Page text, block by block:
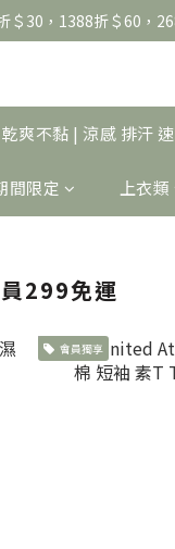
＄30，1388折＄60，
＄30，1388折＄60，
＄30，1388折＄60，
爽不黏 | 涼感 排汗
間限定 上衣類
299免運
會員獨享